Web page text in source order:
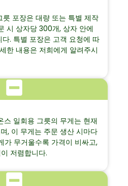
포장은 대량 또는 특별 제작
시 상자당 300개, 상자 안에
. 특별 포장은 고객 요청에 따
한 내용은 저희에게 알려주시
스 일회용 그릇의 무게는 현재
, 이 무게는 주문 생산 시마다
가 무거울수록 가격이 비싸고,
저렴합니다.